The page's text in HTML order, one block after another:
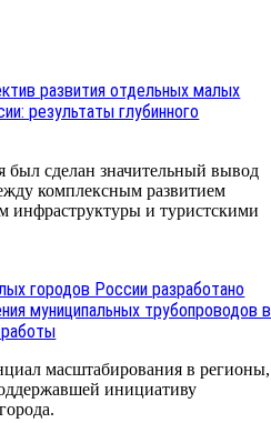
развития отдельных малых
результаты глубинного
был сделан значительный вывод
комплексным развитием
инфраструктуры и туристскими
городов России разработано
муниципальных трубопроводов в
работы
масштабирования в регионы,
инициативу